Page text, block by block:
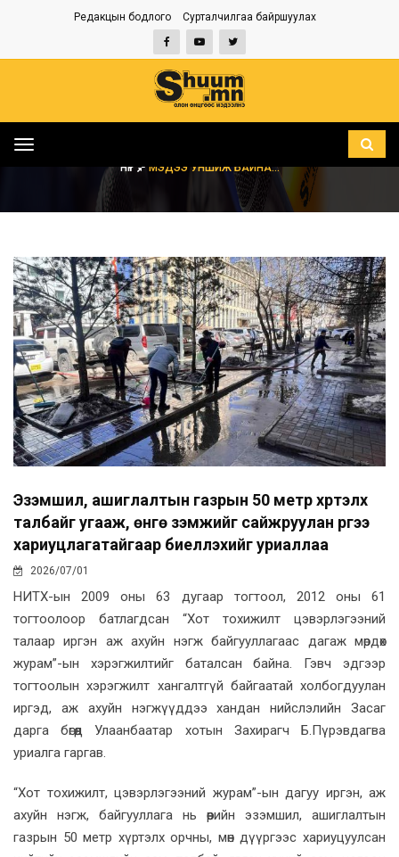
Редакцын бодлого Сурталчилгаа байршуулах
Toggle
НҮҮР МЭДЭЭ УНШИЖ БАЙНА...
Эзэмшил, ашиглалтын газрын 50 метр хүртэлх
талбайг угааж, өнгө үзэмжийг сайжруулан үүргээ
хариуцлагатайгаар биелүүлэхийг уриаллаа
2026/07/01
НИТХ-ын 2009 оны 63 дугаар тогтоол, 2012 оны 61
тогтоолоор батлагдсан “Хот тохижилт цэвэрлэгээний
талаар иргэн аж ахуйн нэгж байгууллагаас дагаж мөрдөх
журам”-ын хэрэгжилтийг баталсан байна. Гэвч эдгээр
тогтоолын хэрэгжилт хангалтгүй байгаатай холбогдуулан
иргэд, аж ахуйн нэгжүүддээ хандан нийслэлийн Засаг
дарга бөгөөд Улаанбаатар хотын Захирагч Б.Пүрэвдагва
уриалга гаргав.
“Хот тохижилт, цэвэрлэгээний журам”-ын дагуу иргэн, аж
ахуйн нэгж, байгууллага нь өөрийн эзэмшил, ашиглалтын
газрын 50 метр хүртэлх орчны, мөн дүүргээс хариуцуулсан